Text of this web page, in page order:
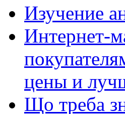
Изучение
Интернет-
цены и
Що треба